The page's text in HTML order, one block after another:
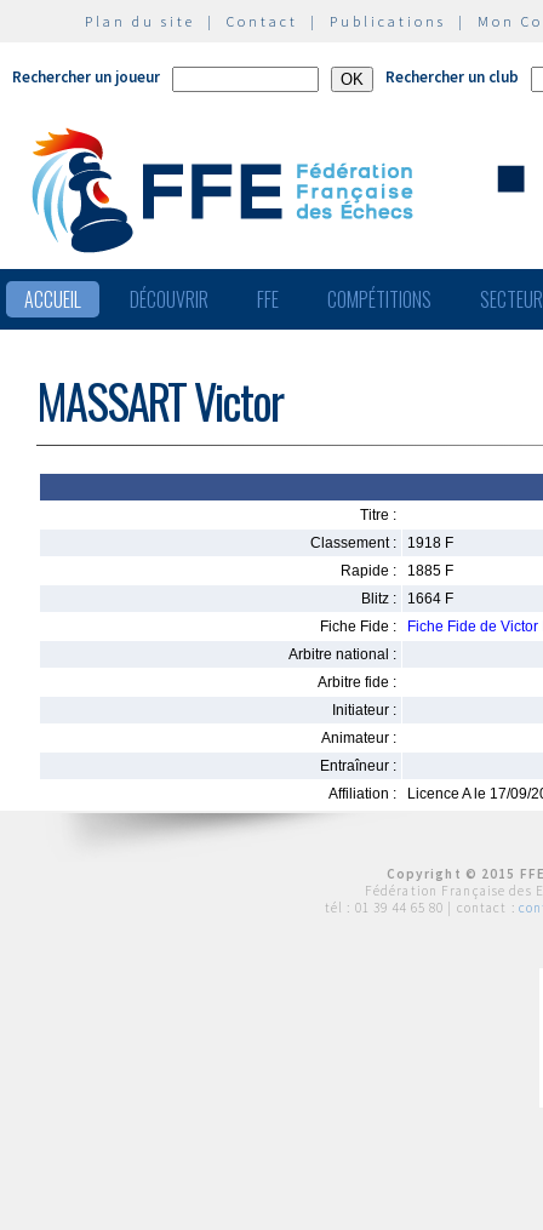
Plan du site | Contact | Publications | Mon
Rechercher un joueur Rechercher un club
ACCUEIL DÉCOUVRIR FFE COMPÉTITIONS
MASSART Victor
Titre :
Classement :
1918 F
Rapide :
1885 F
Blitz :
1664 F
Fiche Fide :
Fiche Fide de Victor
Arbitre national :
Arbitre fide :
Initiateur :
Animateur :
Entraîneur :
Affiliation :
Licence A le 17/09/
Copyright © 2015
Fédération Française des
tél : 01 39 44 65 80 | contact :